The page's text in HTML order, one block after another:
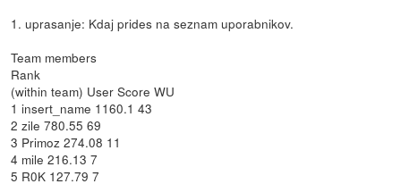
1. uprasanje: Kdaj prides na seznam uporabnikov.
Team members
Rank
(within team) User Score WU
1 insert_name 1160.1 43
2 zile 780.55 69
3 Primoz 274.08 11
4 mile 216.13 7
5 R0K 127.79 7